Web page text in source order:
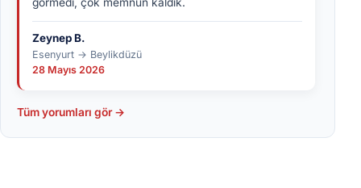
Zeynep B.
Esenyurt → Beylikdüzü
28 Mayıs 2026
Tüm yorumları gör →